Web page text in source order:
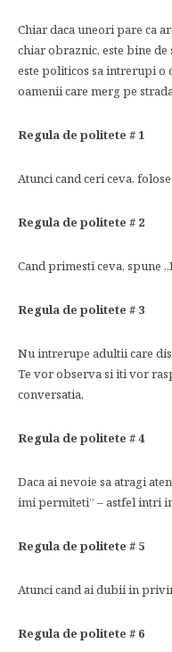
Chiar daca uneori pare ca
chiar obraznic, este bine
este politicos sa intrerupi o
oamenii care merg pe
Regula de politete # 1
Atunci cand ceri ceva,
Regula de politete # 2
Cand primesti ceva, spune
Regula de politete # 3
Nu intrerupe adultii care
Te vor observa si iti vor
conversatia.
Regula de politete # 4
Daca ai nevoie sa atragi
imi permiteti” – astfel intri
Regula de politete # 5
Atunci cand ai dubii in
Regula de politete # 6